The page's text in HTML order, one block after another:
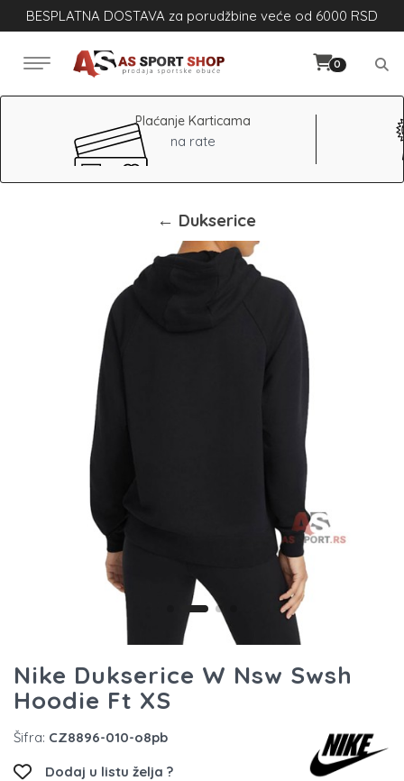
BESPLATNA DOSTAVA za porudžbine veće od 6000 RSD
0
Plaćanje Karticama
na rate
← Dukserice
Nike Dukserice W Nsw Swsh
Hoodie Ft XS
Šifra: CZ8896-010-o8pb
Dodaj u listu želja ?